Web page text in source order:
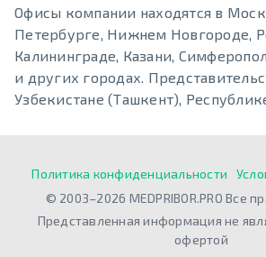
Офисы компании находятся в
Петербурге, Нижнем Новгороде,
Калининграде, Казани,
и других городах.
Узбекистане (Ташкент),
Политика конфиденциальности
© 2003–2026 MEDPRIBOR.PRO Все
Представленная информация не
офертой